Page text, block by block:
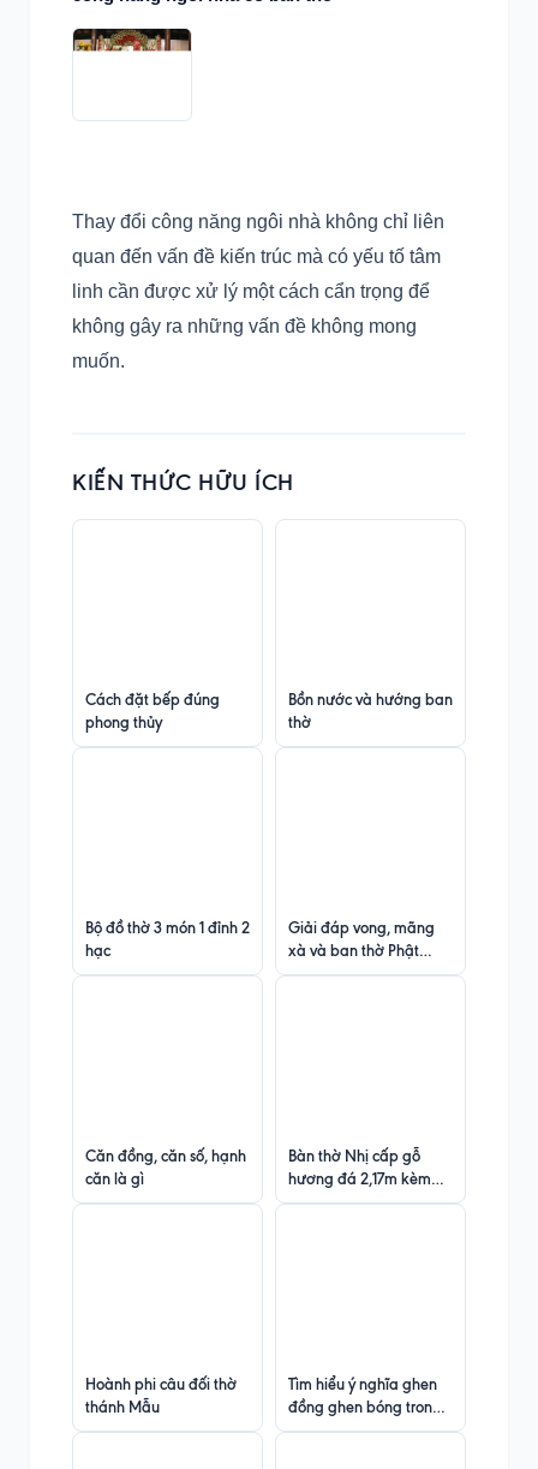
Thay đổi công năng ngôi nhà không chỉ liên
quan đến vấn đề kiến trúc mà có yếu tố tâm
linh cần được xử lý một cách cẩn trọng để
không gây ra những vấn đề không mong
muốn.
KIẾN THỨC HỮU ÍCH
Cách đặt bếp đúng
phong thủy
Bồn nước và hướng ban
thờ
Bộ đồ thờ 3 món 1 đỉnh 2
hạc
Giải đáp vong, mãng
xà và ban thờ Phật
Quan Âm trong nhà
Căn đồng, căn số, hạnh
căn là gì
Bàn thờ Nhị cấp gỗ
hương đá 2,17m kèm
ngai thờ thước nhị và
Hoành phi câu đối thờ
thánh Mẫu
Tìm hiểu ý nghĩa ghen
đồng ghen bóng trong
đạo Mẫu